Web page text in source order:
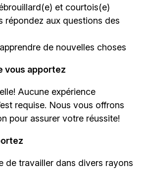
et courtois(e)
répondez aux questions des
de nouvelles choses
vous apportez
Aucune expérience
requise. Nous vous offrons
pour assurer votre réussite!
de travailler dans divers rayons